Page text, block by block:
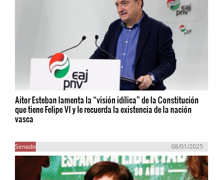
Aitor Esteban lamenta la “visión idílica” de la Constitución
que tiene Felipe VI y le recuerda la existencia de la nación
vasca
Senado 08/01/2025